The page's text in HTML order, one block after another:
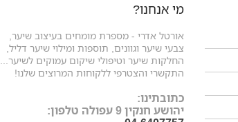
מי אנחנו?
אורטל אדרי - מספרת מומחים בעיצוב שיער,
צבעי שיער וגוונים, תוספות ומילוי שיער דליל,
החלקות שיער וטיפולי שיקום עמוקים לשיער...
התקשרי והצטרפי ללקוחות המרוצים שלנו!
כתובתינו:
יהושע חנקין 9 עפולה טלפון: